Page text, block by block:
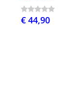
€ 44,90